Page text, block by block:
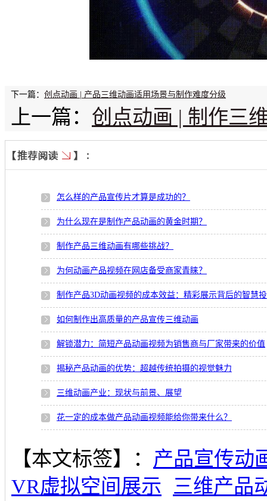
下一篇： 创点动画 | 产品三维动画适用场景与制作难度分级
上一篇： 创点动画 | 制作三
怎么样的产品宣传片才算是成功的？
为什么现在是制作产品动画的黄金时期？
制作产品三维动画有哪些挑战？
为何动画产品视频在网店备受商家青睐？
制作产品3D动画视频的成本效益：精彩展示背后的智慧
如何制作出高质量的产品宣传三维动画
解锁潜力：简短产品动画视频为销售商与厂家带来的价值
揭秘产品动画的优势：超越传统拍摄的视觉魅力
三维动画产业：现状与前景、展望
花一定的成本做产品动画视频能给你带来什么？
【本文标签】： 产品宣传动
VR虚拟空间展示 三维产品